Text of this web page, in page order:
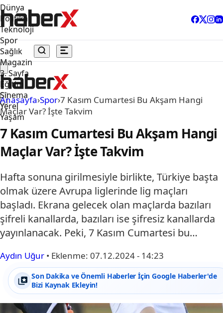
Dünya
Politika
Teknoloji
Spor
Sağlık
Magazin
3. Sayfa
Eğitim
Sinema
Yerel
Yaşam
Anasayfa›Spor›7 Kasım Cumartesi Bu Akşam Hangi
Maçlar Var? İşte Takvim
7 Kasım Cumartesi Bu Akşam Hangi
Maçlar Var? İşte Takvim
Hafta sonuna girilmesiyle birlikte, Türkiye başta
olmak üzere Avrupa liglerinde lig maçları
başladı. Ekrana gelecek olan maçlarda bazıları
şifreli kanallarda, bazıları ise şifresiz kanallarda
yayınlanacak. Peki, 7 Kasım Cumartesi bu…
Aydın Uğur • Eklenme: 07.12.2024 - 14:23
Son Dakika ve Önemli Haberler İçin Google Haberler'de
Bizi Kaynak Ekleyin!